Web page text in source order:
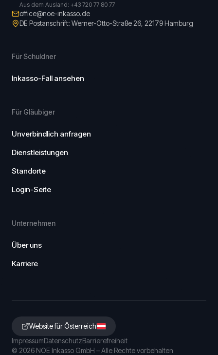
Aus dem Ausland: +43 720 77 80 77
office@noe-inkasso.de
DE Postanschrift: Werner-Otto-Straße 26, 22179 Hamburg
Für Schuldner
Inkasso-Fall ansehen
Für Gläubiger
Unverbindlich anfragen
Dienstleistungen
Standorte
Login-Seite
Unternehmen
Über uns
Karriere
Website für Österreich
ImpressumDatenschutzBarrierefreiheit
© 2026 NOE Inkasso GmbH – Alle Rechte vorbehalten